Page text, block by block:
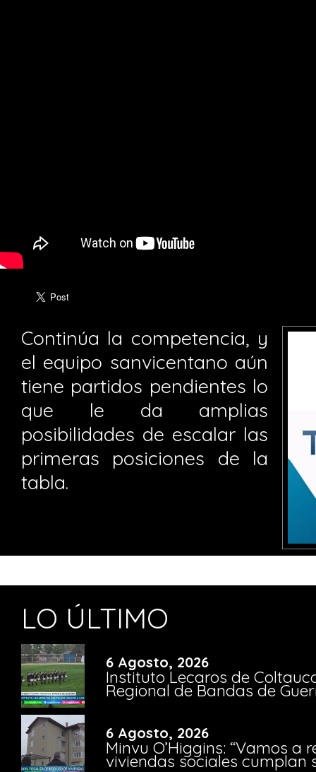
Continúa la competencia, y
el equipo sanvicentano aún
tiene partidos pendientes lo
que le da amplias
posibilidades de escalar las
primeras posiciones de la
tabla.
LO ÚLTIMO
6 Agosto, 2026
Instituto Lecaros de
Regional de Bandas de
6 Agosto, 2026
Minvu O’Higgins: “Vamos a
viviendas sociales cumplan